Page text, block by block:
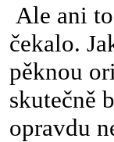
Ale ani
čekalo.
pěknou
skutečně
opravdu